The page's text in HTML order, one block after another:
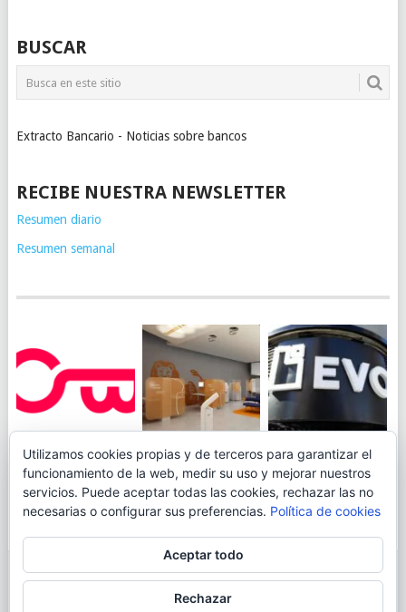
BUSCAR
Extracto Bancario - Noticias sobre bancos
RECIBE NUESTRA NEWSLETTER
Resumen diario
Resumen semanal
JUEGA AL
CANICÓDROMO
DIGITAL DE
OPENBANK
ING TOCA SUELO EN
LA RENTABILIDAD
DE SU CUENTA
NARANJA: 0,01% TAE
EVO BANK
PERMITIRÁ
INGRESAR DINERO
DESDE LAS OFICINAS
© 2026BLOGAHORRO.
CONTACTA CON EL AUTOR
Utilizamos cookies propias y de terceros para garantizar el
funcionamiento de la web, medir su uso y mejorar nuestros
servicios. Puede aceptar todas las cookies, rechazar las no
necesarias o configurar sus preferencias. Política de cookies
Aceptar todo
Rechazar